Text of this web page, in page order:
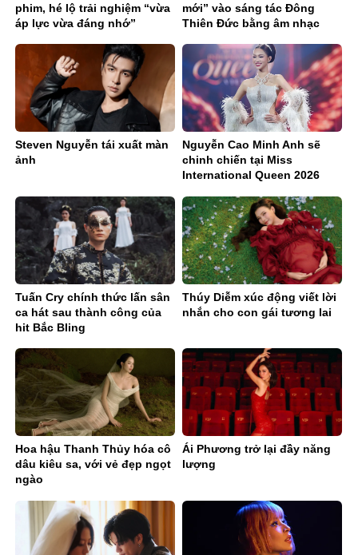
phim, hé lộ trải nghiệm “vừa
áp lực vừa đáng nhớ”
mới” vào sáng tác Đông
Thiên Đức bằng âm nhạc
Steven Nguyễn tái xuất màn
ảnh
Nguyễn Cao Minh Anh sẽ
chinh chiến tại Miss
International Queen 2026
Tuấn Cry chính thức lấn sân
ca hát sau thành công của
hit Bắc Bling
Thúy Diễm xúc động viết lời
nhắn cho con gái tương lai
Hoa hậu Thanh Thủy hóa cô
dâu kiêu sa, với vẻ đẹp ngọt
ngào
Ái Phương trở lại đầy năng
lượng